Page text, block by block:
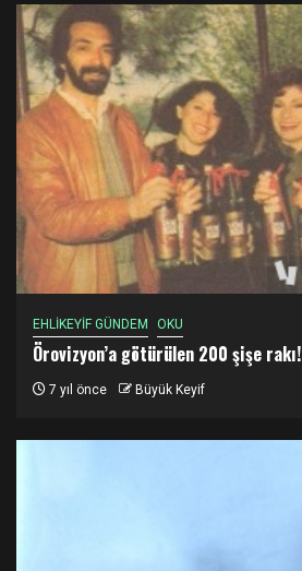
EHLİKEYİF GÜNDEM OKU
Örovizyon’a götürülen 200 şişe rakı!
7 yıl önce Büyük Keyif